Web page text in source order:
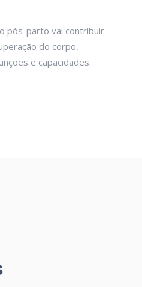
pós-parto vai contribuir
do corpo,
e capacidades.